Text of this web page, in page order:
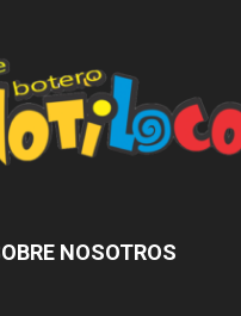
NOSOTROS